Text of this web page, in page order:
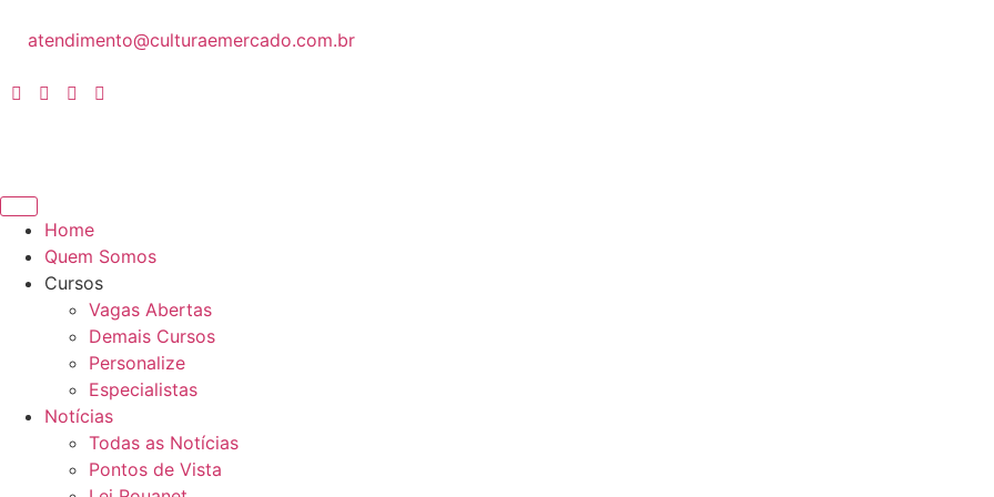
atendimento@culturaemercado.com.br
Home
Quem Somos
Cursos
Vagas Abertas
Demais Cursos
Personalize
Especialistas
Notícias
Todas as Notícias
Pontos de Vista